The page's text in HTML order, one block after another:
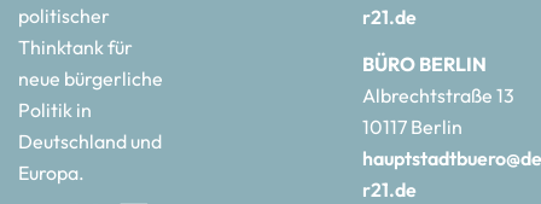
politischer
Thinktank für
neue bürgerliche
Politik in
Deutschland und
Europa.
r21.de
BÜRO BERLIN
Albrechtstraße 13
10117 Berlin
r21.de